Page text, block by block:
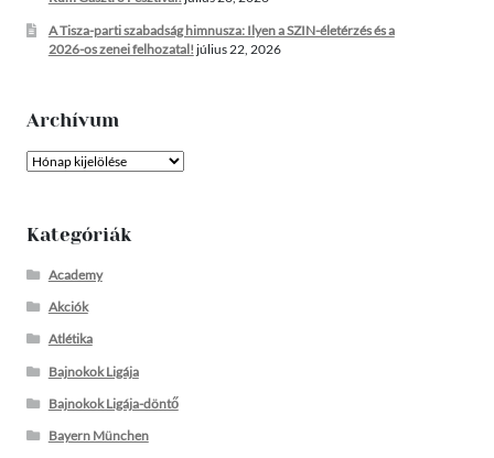
A Tisza-parti szabadság himnusza: Ilyen a SZIN-életérzés és a
2026-os zenei felhozatal! július 22, 2026
Archívum
Archívum
Kategóriák
Academy
Akciók
Atlétika
Bajnokok Ligája
Bajnokok Ligája-döntő
Bayern München